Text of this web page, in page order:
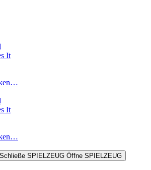
It
It
Schließe SPIELZEUG Öffne SPIELZEUG